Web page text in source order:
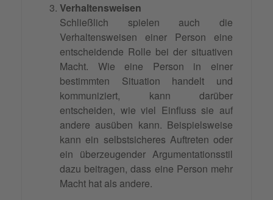
Verhaltensweisen
Schließlich spielen auch die
Verhaltensweisen einer Person eine
entscheidende Rolle bei der situativen
Macht. Wie eine Person in einer
bestimmten Situation handelt und
kommuniziert, kann darüber
entscheiden, wie viel Einfluss sie auf
andere ausüben kann. Beispielsweise
kann ein selbstsicheres Auftreten oder
ein überzeugender Argumentationsstil
dazu beitragen, dass eine Person mehr
Macht hat als andere.